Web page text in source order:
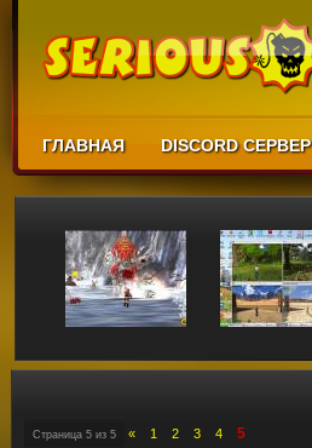
ГЛАВНАЯ DISCORD СЕРВЕР
Страница 5 из 5 « 1 2 3 4 5